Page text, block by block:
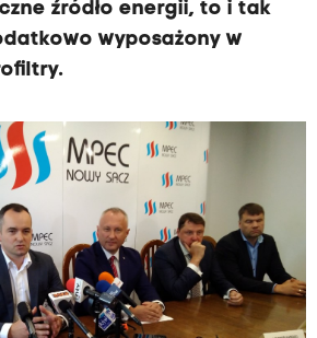
źródło energii, to i tak
wyposażony w